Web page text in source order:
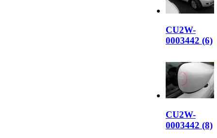
CU2W-
0003442 (6)
CU2W-
0003442 (8)